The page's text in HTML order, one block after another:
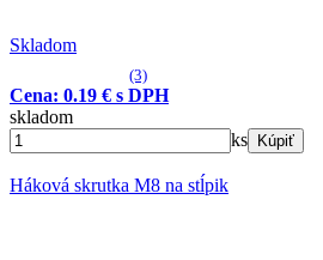
Skladom
(3)
Cena: 0.19 € s DPH
skladom
ks
Kúpiť
Háková skrutka M8 na stĺpik